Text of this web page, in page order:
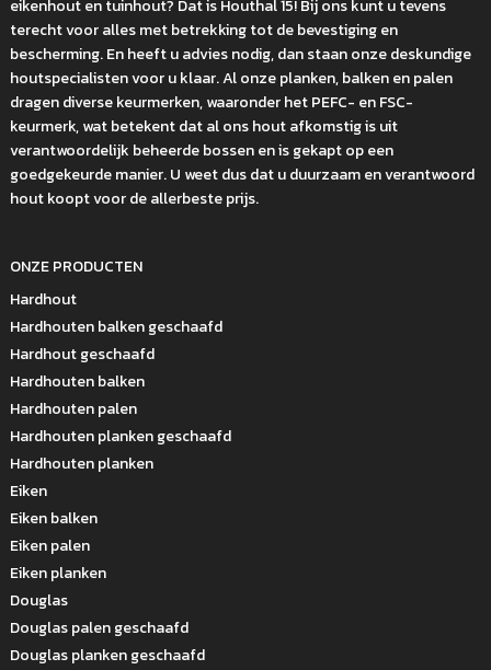
eikenhout en tuinhout? Dat is Houthal 15! Bij ons kunt u tevens
terecht voor alles met betrekking tot de bevestiging en
bescherming. En heeft u advies nodig, dan staan onze deskundige
houtspecialisten voor u klaar. Al onze planken, balken en palen
dragen diverse keurmerken, waaronder het PEFC- en FSC-
keurmerk, wat betekent dat al ons hout afkomstig is uit
verantwoordelijk beheerde bossen en is gekapt op een
goedgekeurde manier. U weet dus dat u duurzaam en verantwoord
hout koopt voor de allerbeste prijs.
ONZE PRODUCTEN
Hardhout
Hardhouten balken geschaafd
Hardhout geschaafd
Hardhouten balken
Hardhouten palen
Hardhouten planken geschaafd
Hardhouten planken
Eiken
Eiken balken
Eiken palen
Eiken planken
Douglas
Douglas palen geschaafd
Douglas planken geschaafd